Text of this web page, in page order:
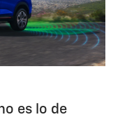
es lo de